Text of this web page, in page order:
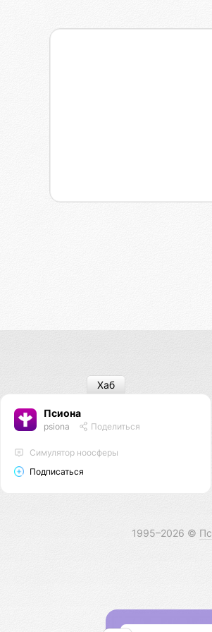
Псиона
psiona Поделиться
Cимулятор ноосферы
Подписаться
Хаб
1995–2026 ©